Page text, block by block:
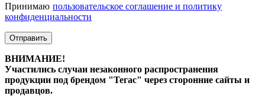
Принимаю пользовательское соглашение и политику
конфиденциальности
Отправить
ВНИМАНИЕ!
Участились случаи незаконного распространения
продукции под брендом "Тегас" через сторонние сайты и
продавцов.